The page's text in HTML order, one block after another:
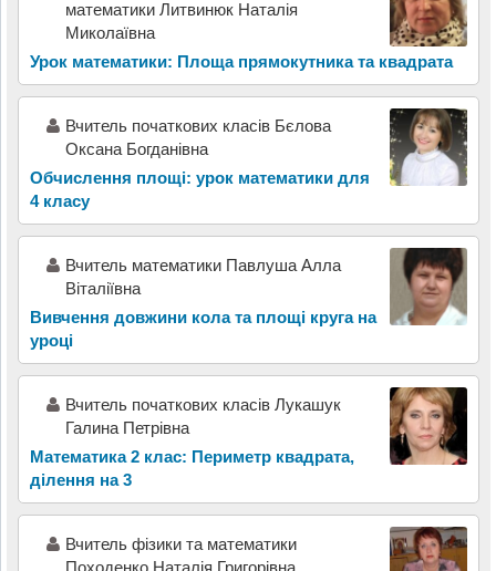
математики Литвинюк Наталія
Миколаївна
Урок математики: Площа прямокутника та квадрата
Вчитель початкових класів Бєлова
Оксана Богданівна
Обчислення площі: урок математики для
4 класу
Вчитель математики Павлуша Алла
Віталіївна
Вивчення довжини кола та площі круга на
уроці
Вчитель початкових класів Лукашук
Галина Петрівна
Математика 2 клас: Периметр квадрата,
ділення на 3
Вчитель фізики та математики